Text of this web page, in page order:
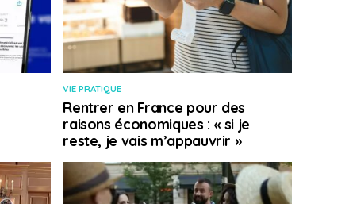
VIE PRATIQUE
Rentrer en France pour des
raisons économiques : « si je
reste, je vais m’appauvrir »